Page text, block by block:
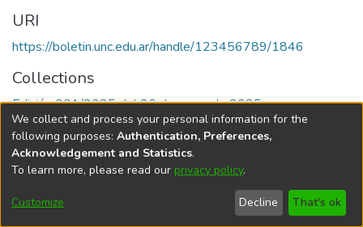
URI
https://boletin.unc.edu.ar/handle/123456789/1846
Collections
Edición 001/2025 del 26 de mayo de 2025
Universidad Nacional de Córdoba
We collect and process your personal information for the
following purposes: Authentication, Preferences,
Acknowledgement and Statistics.
To learn more, please read our privacy policy.
Customize Decline That's ok